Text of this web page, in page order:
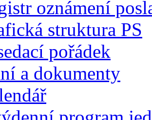
oznámení
struktura PS
pořádek
a dokumenty